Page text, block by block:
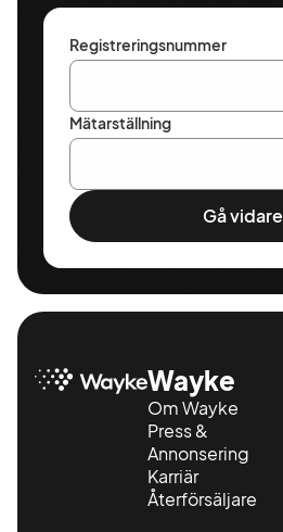
Registreringsnummer
Mätarställning
Gå vidare
Wayke
Om Wayke
Press &
Annonsering
Karriär
Återförsäljare